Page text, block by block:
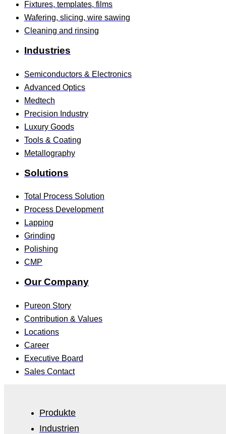
Fixtures, templates, films
Wafering, slicing, wire sawing
Cleaning and rinsing
Industries
Semiconductors & Electronics
Advanced Optics
Medtech
Precision Industry
Luxury Goods
Tools & Coating
Metallography
Solutions
Total Process Solution
Process Development
Lapping
Grinding
Polishing
CMP
Our Company
Pureon Story
Contribution & Values
Locations
Career
Executive Board
Sales Contact
Produkte
Industrien